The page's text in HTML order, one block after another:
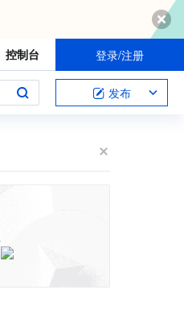
控制台 登录/注册
发布